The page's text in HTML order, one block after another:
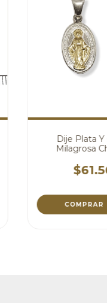
Dije Plata
Milagrosa